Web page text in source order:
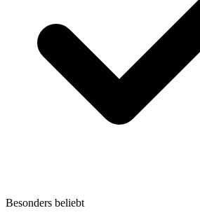
Besonders beliebt